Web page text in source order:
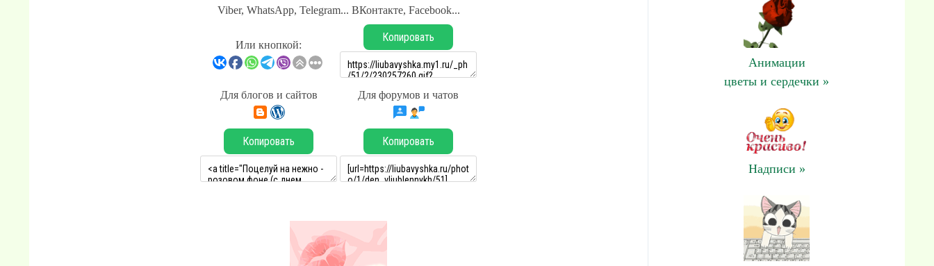
Viber, WhatsApp, Telegram... ВКонтакте, Facebook...
Или кнопкой:
Копировать
Для блогов и сайтов Для форумов и чатов
Копировать Копировать
Анимации
цветы и сердечки »
Надписи »